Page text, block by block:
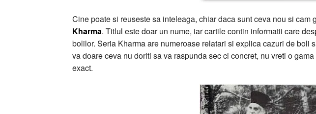
Cine poate si reuseste sa inteleaga, chiar daca sunt ceva nou si cam
Kharma. Titlul este doar un nume, iar cartile contin informatii care
bolilor. Seria Kharma are numeroase relatari si explica cazuri de boli
va doare ceva nu doriti sa va raspunda sec ci concret, nu vreti o
exact.